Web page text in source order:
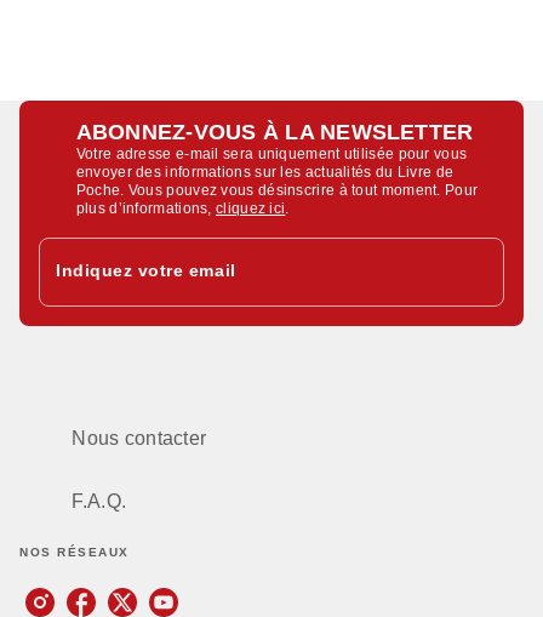
ABONNEZ-VOUS À LA NEWSLETTER
Votre adresse e-mail sera uniquement utilisée pour vous
envoyer des informations sur les actualités du Livre de
Poche. Vous pouvez vous désinscrire à tout moment. Pour
plus d’informations,cliquez ici
Indiquez votre email
Nous contacter
F.A.Q.
NOS RÉSEAUX